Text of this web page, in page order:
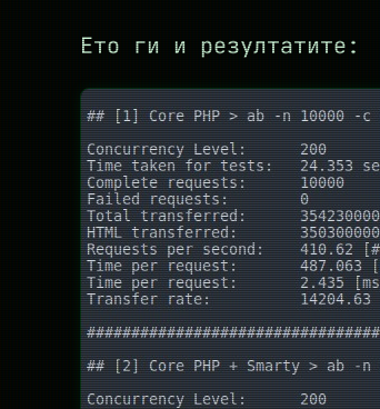
Ето ги и резултатите: